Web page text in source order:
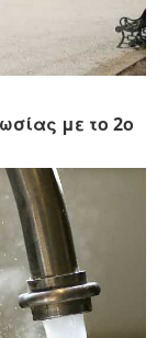
με το 2ο